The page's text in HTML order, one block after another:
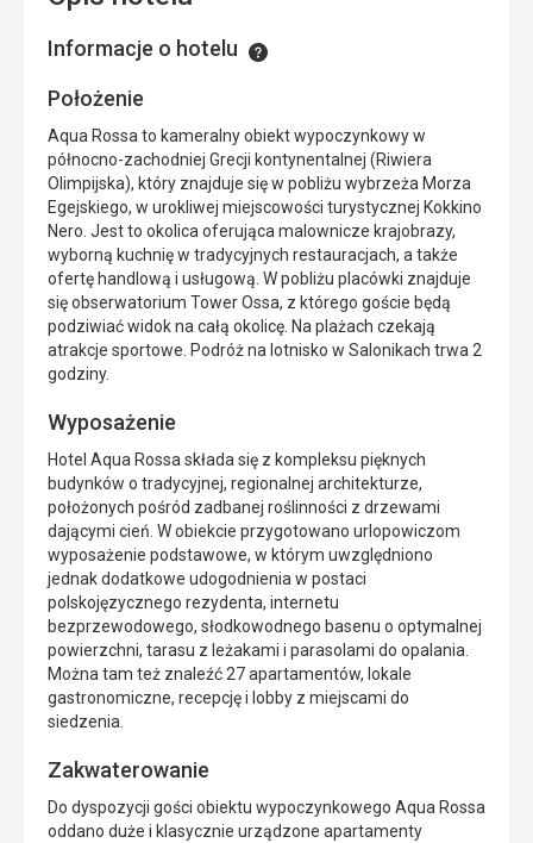
Położenie
Aqua Rossa to kameralny obiekt wypoczynkowy w
północno-zachodniej Grecji kontynentalnej (Riwiera
Olimpijska), który znajduje się w pobliżu wybrzeża Morza
Egejskiego, w urokliwej miejscowości turystycznej Kokkino
Nero. Jest to okolica oferująca malownicze krajobrazy,
wyborną kuchnię w tradycyjnych restauracjach, a także
ofertę handlową i usługową. W pobliżu placówki znajduje
się obserwatorium Tower Ossa, z którego goście będą
podziwiać widok na całą okolicę. Na plażach czekają
atrakcje sportowe. Podróż na lotnisko w Salonikach trwa 2
godziny.
Wyposażenie
Hotel Aqua Rossa składa się z kompleksu pięknych
budynków o tradycyjnej, regionalnej architekturze,
położonych pośród zadbanej roślinności z drzewami
dającymi cień. W obiekcie przygotowano urlopowiczom
wyposażenie podstawowe, w którym uwzględniono
jednak dodatkowe udogodnienia w postaci
polskojęzycznego rezydenta, internetu
bezprzewodowego, słodkowodnego basenu o optymalnej
powierzchni, tarasu z leżakami i parasolami do opalania.
Można tam też znaleźć 27 apartamentów, lokale
gastronomiczne, recepcję i lobby z miejscami do
siedzenia.
Zakwaterowanie
Do dyspozycji gości obiektu wypoczynkowego Aqua Rossa
oddano duże i klasycznie urządzone apartamenty
Informacje o hotelu Informacje